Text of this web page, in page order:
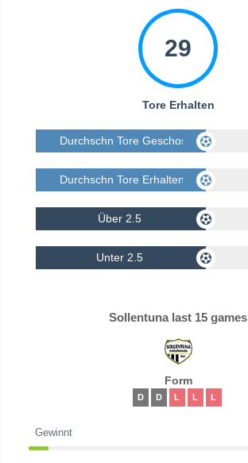
29
Tore Erhalten
Durchschn Tore Geschossen
Durchschn Tore Erhalten
Über 2.5
Unter 2.5
Sollentuna last 15 games
Form
D D L L L
Gewinnt